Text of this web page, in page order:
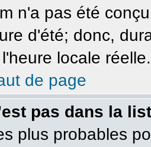
n'a pas été
d'été; donc,
locale réelle.
de page
pas dans la
plus probables